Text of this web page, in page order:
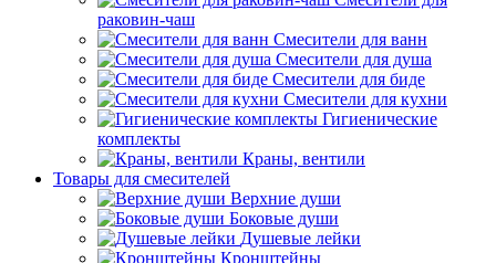
раковин-чаш
Смесители для ванн
Смесители для душа
Смесители для биде
Смесители для кухни
Гигиенические
комплекты
Краны, вентили
Товары для смесителей
Верхние души
Боковые души
Душевые лейки
Кронштейны